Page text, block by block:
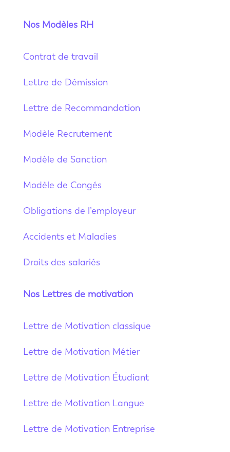
Nos Modèles RH
Contrat de travail
Lettre de Démission
Lettre de Recommandation
Modèle Recrutement
Modèle de Sanction
Modèle de Congés
Obligations de l’employeur
Accidents et Maladies
Droits des salariés
Nos Lettres de motivation
Lettre de Motivation classique
Lettre de Motivation Métier
Lettre de Motivation Étudiant
Lettre de Motivation Langue
Lettre de Motivation Entreprise